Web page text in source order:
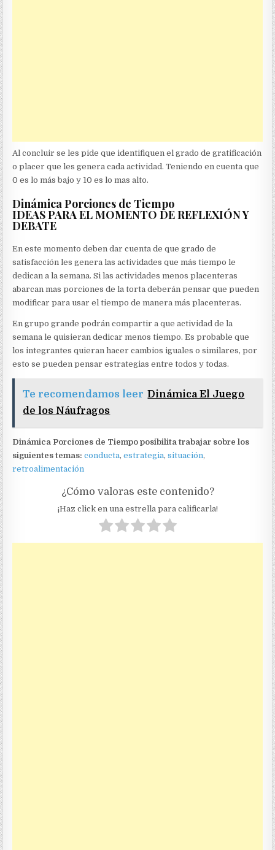
Al concluir se les pide que identifiquen el grado de gratificación
o placer que les genera cada actividad. Teniendo en cuenta que
0 es lo más bajo y 10 es lo mas alto.
Dinámica Porciones de Tiempo
IDEAS PARA EL MOMENTO DE REFLEXIÓN Y
DEBATE
En este momento deben dar cuenta de que grado de
satisfacción les genera las actividades que más tiempo le
dedican a la semana. Si las actividades menos placenteras
abarcan mas porciones de la torta deberán pensar que pueden
modificar para usar el tiempo de manera más placenteras.
En grupo grande podrán compartir a que actividad de la
semana le quisieran dedicar menos tiempo. Es probable que
los integrantes quieran hacer cambios iguales o similares, por
esto se pueden pensar estrategias entre todos y todas.
Te recomendamos leer Dinámica El Juego
de los Náufragos
Dinámica Porciones de Tiempo posibilita trabajar sobre los
siguientes temas:conducta,estrategia,situación,
retroalimentación
¿Cómo valoras este contenido?
¡Haz click en una estrella para calificarla!